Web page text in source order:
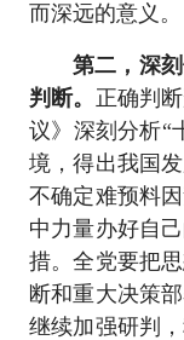
而深远的意义。
第二，深
判断。 正确判
议》深刻分析“
境，得出我国
不确定难预料
中力量办好自
措。全党要把
断和重大决策
继续加强研判